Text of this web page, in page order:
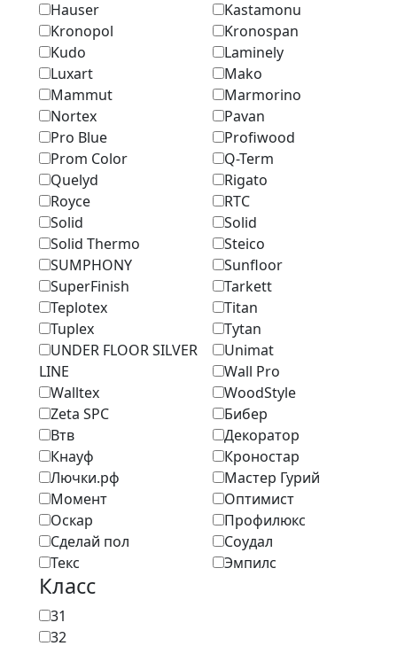
Hauser
Kastamonu
Kronopol
Kronospan
Kudo
Laminely
Luxart
Mako
Mammut
Marmоrino
Nortex
Pavan
Pro Blue
Profiwood
Prom Color
Q-Term
Quelyd
Rigato
Royce
RTC
Solid
Solid
Solid Thermo
Steico
SUMPHONY
Sunfloor
SuperFinish
Tarkett
Teplotex
Titan
Tuplex
Tytan
UNDER FLOOR SILVER
LINE
Unimat
Wall Pro
Walltex
WoodStyle
Zeta SPC
Бибер
Втв
Декоратор
Кнауф
Кроностар
Лючки.рф
Мастер Гурий
Момент
Оптимист
Оскар
Профилюкс
Сделай пол
Соудал
Текс
Эмпилс
Класс
31
32